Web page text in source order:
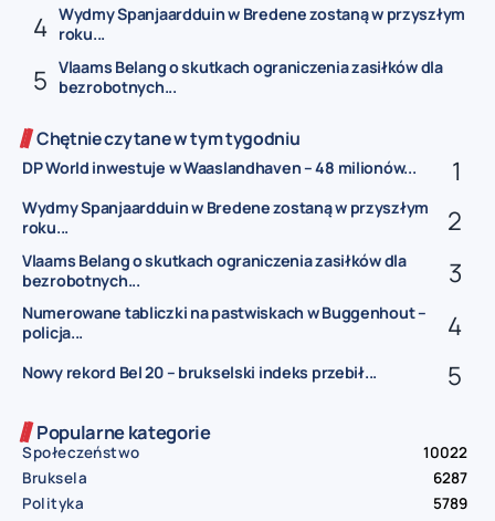
Wydmy Spanjaardduin w Bredene zostaną w przyszłym
roku...
Vlaams Belang o skutkach ograniczenia zasiłków dla
bezrobotnych...
Chętnie czytane w tym tygodniu
DP World inwestuje w Waaslandhaven – 48 milionów...
Wydmy Spanjaardduin w Bredene zostaną w przyszłym
roku...
Vlaams Belang o skutkach ograniczenia zasiłków dla
bezrobotnych...
Numerowane tabliczki na pastwiskach w Buggenhout –
policja...
Nowy rekord Bel 20 – brukselski indeks przebił...
Popularne kategorie
Społeczeństwo
10022
Bruksela
6287
Polityka
5789